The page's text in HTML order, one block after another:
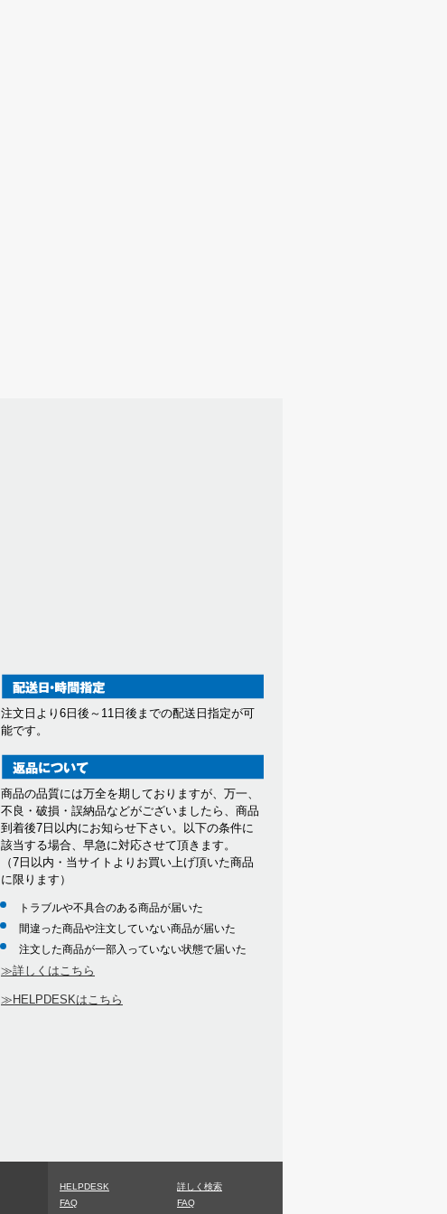
注文日より6日後～11日後までの配送日指定が可
能です。
商品の品質には万全を期しておりますが、万一、
不良・破損・誤納品などがございましたら、商品
到着後7日以内にお知らせ下さい。以下の条件に
該当する場合、早急に対応させて頂きます。
（7日以内・当サイトよりお買い上げ頂いた商品
に限ります）
トラブルや不具合のある商品が届いた
間違った商品や注文していない商品が届いた
注文した商品が一部入っていない状態で届いた
≫詳しくはこちら
≫HELPDESKはこちら
HELPDESK
FAQ
詳しく検索
FAQ